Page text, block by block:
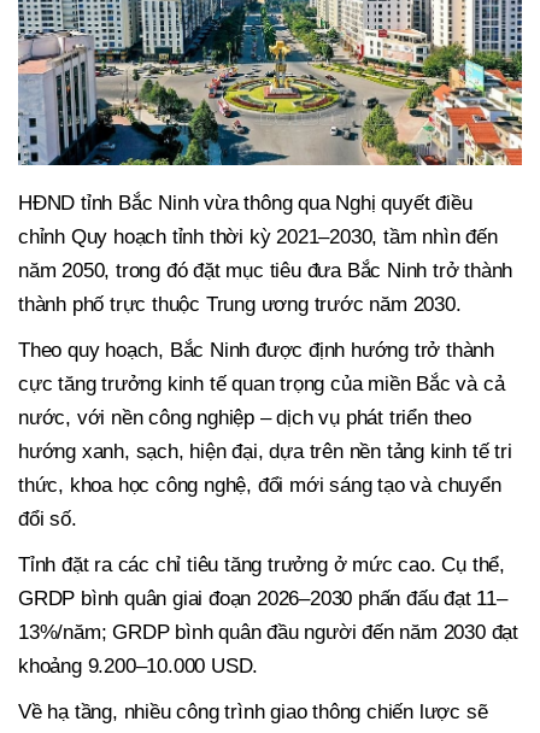
HĐND tỉnh Bắc Ninh vừa thông qua Nghị quyết điều
chỉnh Quy hoạch tỉnh thời kỳ 2021–2030, tầm nhìn đến
năm 2050, trong đó đặt mục tiêu đưa Bắc Ninh trở thành
thành phố trực thuộc Trung ương trước năm 2030.
Theo quy hoạch, Bắc Ninh được định hướng trở thành
cực tăng trưởng kinh tế quan trọng của miền Bắc và cả
nước, với nền công nghiệp – dịch vụ phát triển theo
hướng xanh, sạch, hiện đại, dựa trên nền tảng kinh tế tri
thức, khoa học công nghệ, đổi mới sáng tạo và chuyển
đổi số.
Tỉnh đặt ra các chỉ tiêu tăng trưởng ở mức cao. Cụ thể,
GRDP bình quân giai đoạn 2026–2030 phấn đấu đạt 11–
13%/năm; GRDP bình quân đầu người đến năm 2030 đạt
khoảng 9.200–10.000 USD.
Về hạ tầng, nhiều công trình giao thông chiến lược sẽ